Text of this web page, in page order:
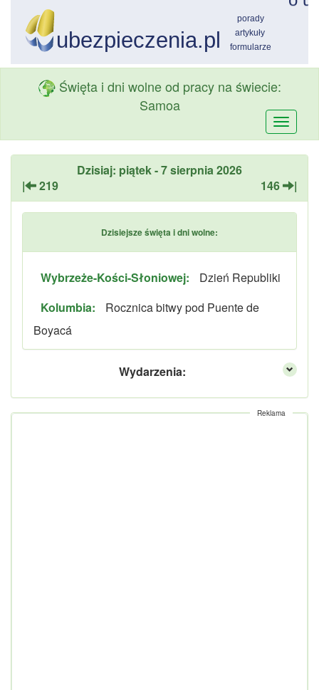
Święta i dni wolne od pracy na świecie:
Samoa
Dzisiaj: piątek - 7 sierpnia 2026
|
219 146 |
Dzisiejsze święta i dni wolne:
Wybrzeże-Kości-Słoniowej:
Dzień Republiki
Kolumbia:
Rocznica bitwy pod Puente de
Boyacá
Wydarzenia:
Reklama